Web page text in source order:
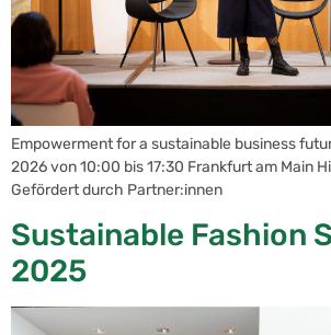
Empowerment for a sustainable business
2026 von 10:00 bis 17:30 Frankfurt am Main
Gefördert durch Partner:innen
Sustainable Fashion
2025